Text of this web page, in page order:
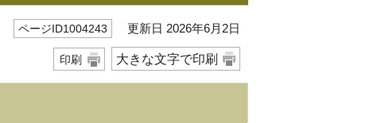
ページID1004243 更新日 2026年6月2日
印刷 大きな文字で印刷